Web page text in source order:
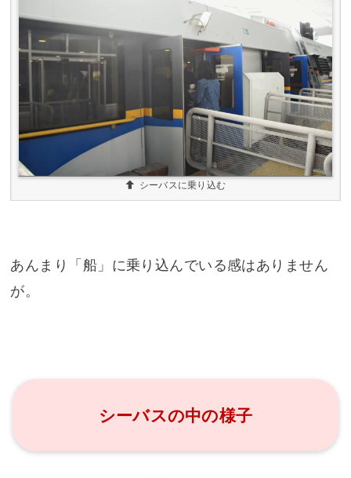
シーバスに乗り込む
あんまり「船」に乗り込んでいる感はありません
が。
シーバスの中の様子